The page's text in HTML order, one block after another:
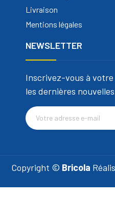
Livraison
Mentions légales
NEWSLETTER
Inscrivez-vous à
les dernières
Copyright © Bricola